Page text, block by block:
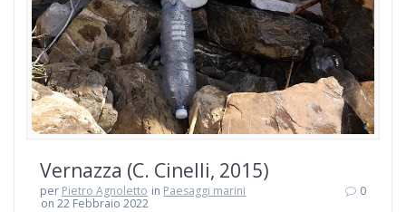
Vernazza (C. Cinelli, 2015)
per Pietro Agnoletto in Paesaggi marini
on 22 Febbraio 2022
0